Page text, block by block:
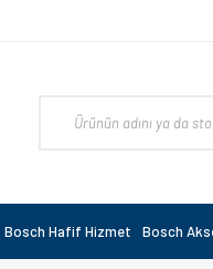
Bosch Hafif Hizmet Bosch